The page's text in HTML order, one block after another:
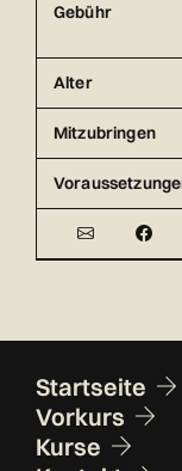
Gebühr
Alter
Mitzubringen
Fusszeile
Startseite
Vorkurs
Kurse